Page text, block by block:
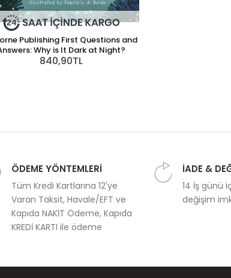
Publishing First Questions and
Why is It Dark at Night?
840,90TL
ÖDEME YÖNTEMLERİ
Tüm Kredi Kartlarına 12'ye
Varan Taksit, Havale/EFT ve
Kapıda NAKİT Ödeme, Kapıda
KREDİ KARTI ile ödeme
İADE &
14 İş günü
değişim